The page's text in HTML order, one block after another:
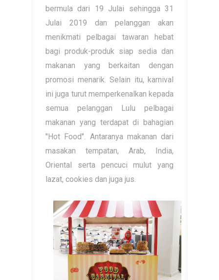
bermula dari 19 Julai sehingga 31
Julai 2019 dan pelanggan akan
menikmati pelbagai tawaran hebat
bagi produk-produk siap sedia dan
makanan yang berkaitan dengan
promosi menarik. Selain itu, karnival
ini juga turut memperkenalkan kepada
semua pelanggan Lulu pelbagai
makanan yang terdapat di bahagian
"Hot Food". Antaranya makanan dari
masakan tempatan, Arab, India,
Oriental serta pencuci mulut yang
lazat, cookies dan juga jus.